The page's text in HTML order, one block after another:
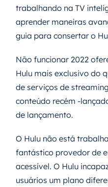
trabalhando na TV
aprender maneiras
guia para consertar o
Não funcionar 2022
Hulu mais exclusivo do
de serviços de
conteúdo recém -
de lançamento.
O Hulu não está
fantástico provedor de
acessível. O Hulu
usuários um plano